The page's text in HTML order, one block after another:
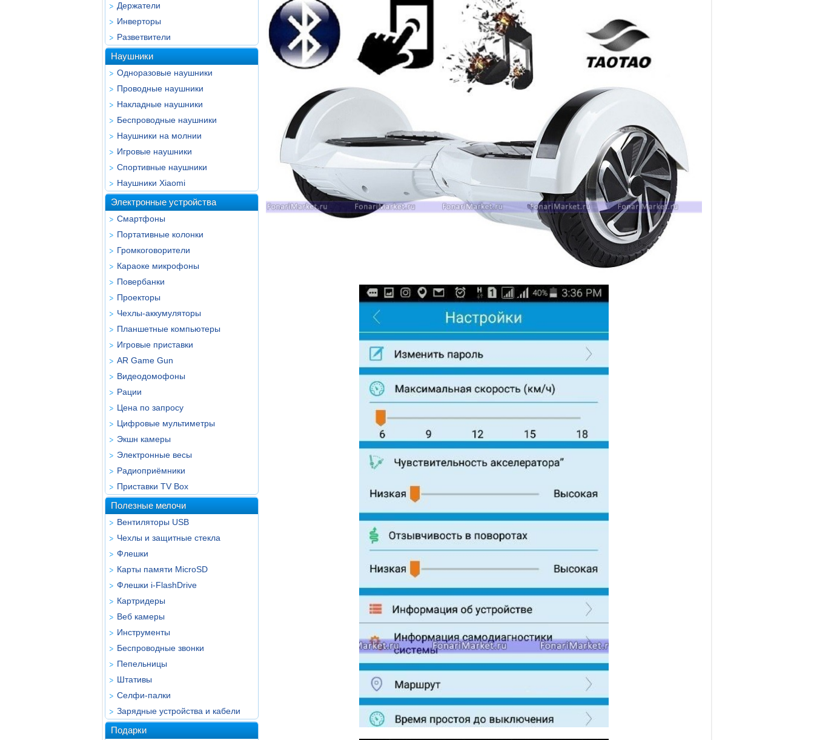
Держатели
Инверторы
Разветвители
Наушники
Одноразовые наушники
Проводные наушники
Накладные наушники
Беспроводные наушники
Наушники на молнии
Игровые наушники
Спортивные наушники
Наушники Xiaomi
Электронные устройства
Смартфоны
Портативные колонки
Громкоговорители
Караоке микрофоны
Повербанки
Проекторы
Чехлы-аккумуляторы
Планшетные компьютеры
Игровые приставки
AR Game Gun
Видеодомофоны
Рации
Цена по запросу
Цифровые мультиметры
Экшн камеры
Электронные весы
Радиоприёмники
Приставки TV Box
Полезные мелочи
Вентиляторы USB
Чехлы и защитные стекла
Флешки
Карты памяти MicroSD
Флешки i-FlashDrive
Картридеры
Веб камеры
Инструменты
Беспроводные звонки
Пепельницы
Штативы
Селфи-палки
Зарядные устройства и кабели
Подарки